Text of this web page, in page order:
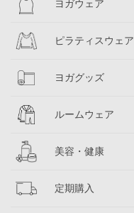
ヨガウェア
ピラティスウェア
ヨガグッズ
ルームウェア
美容・健康
定期購入